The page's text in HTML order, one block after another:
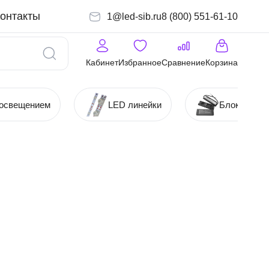
1@led-sib.ru8 (800) 551-61-10
КабинетИзбранноеСравнениеКорзина
LED линейки Блоки